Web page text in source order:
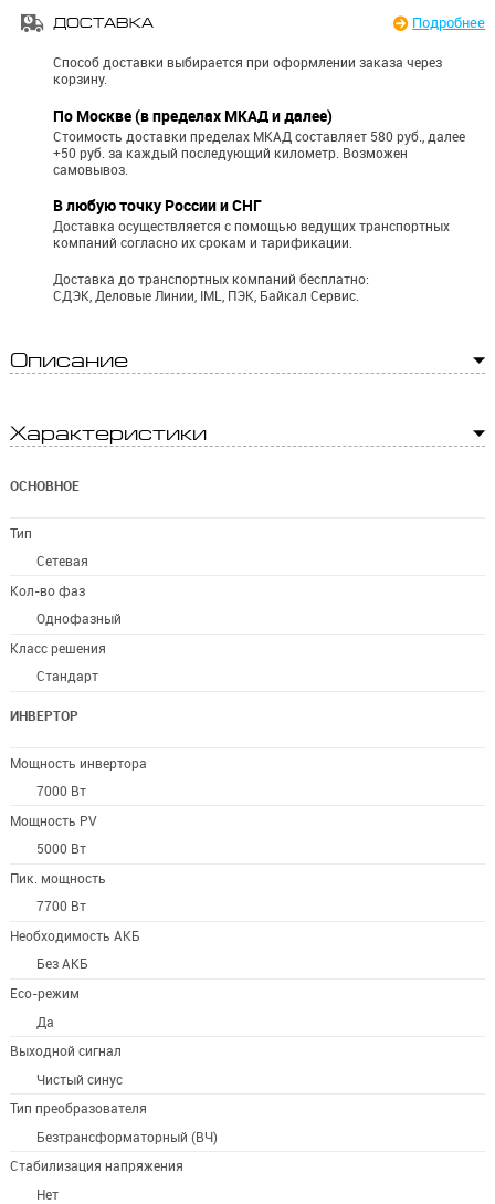
ДОСТАВКА Подробнее
Способ доставки выбирается при оформлении заказа через
корзину.
По Москве (в пределах МКАД и далее)
Стоимость доставки пределах МКАД составляет 580 руб., далее
+50 руб. за каждый последующий километр. Возможен
самовывоз.
В любую точку России и СНГ
Доставка осуществляется с помощью ведущих транспортных
компаний согласно их срокам и тарификации.
Доставка до транспортных компаний бесплатно:
СДЭК, Деловые Линии, IML, ПЭК, Байкал Сервис.
Описание
Характеристики
ОСНОВНОЕ
Тип
Сетевая
Кол-во фаз
Однофазный
Класс решения
Стандарт
ИНВЕРТОР
Мощность инвертора
7000 Вт
Мощность PV
5000 Вт
Пик. мощность
7700 Вт
Необходимость АКБ
Без АКБ
Eco-режим
Да
Выходной сигнал
Чистый синус
Тип преобразователя
Безтрансформаторный (ВЧ)
Стабилизация напряжения
Нет